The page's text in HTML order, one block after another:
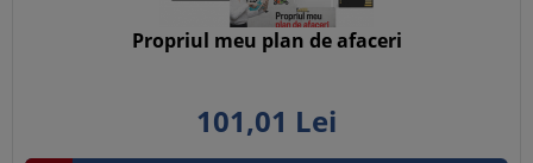
Propriul meu plan de afaceri
101,01 Lei